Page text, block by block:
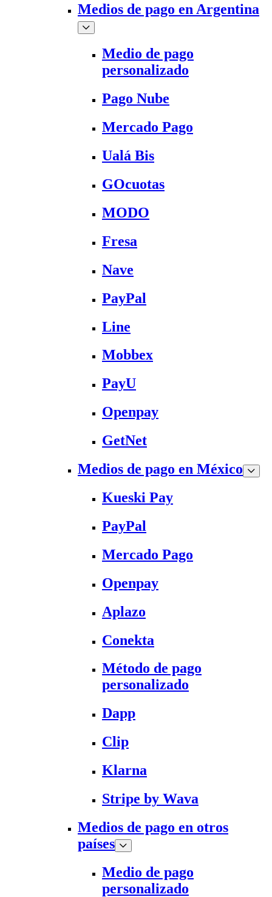
Medios de pago en Argentina
Medio de pago
personalizado
Pago Nube
Mercado Pago
Ualá Bis
GOcuotas
MODO
Fresa
Nave
PayPal
Line
Mobbex
PayU
Openpay
GetNet
Medios de pago en México
Kueski Pay
PayPal
Mercado Pago
Openpay
Aplazo
Conekta
Método de pago
personalizado
Dapp
Clip
Klarna
Stripe by Wava
Medios de pago en otros
países
Medio de pago
personalizado